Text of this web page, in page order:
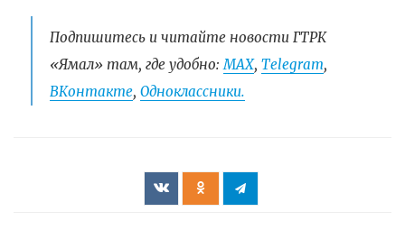
Подпишитесь и читайте новости ГТРК
«Ямал» там, где удобно:МАХ, Telegram,
ВКонтакте, Одноклассники.